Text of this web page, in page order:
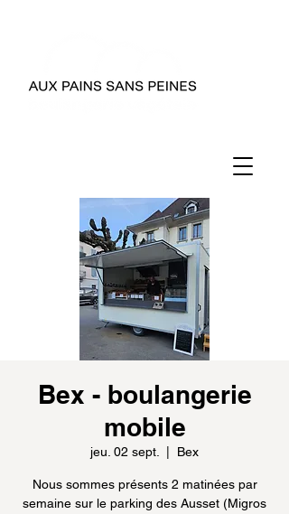
Bex - boulangerie
mobile
jeu. 02 sept. Bex
Nous sommes présents 2 matinées par
semaine sur le parking des Ausset (Migros